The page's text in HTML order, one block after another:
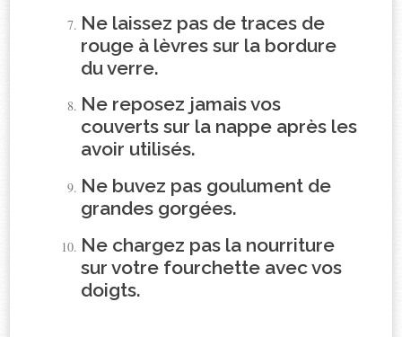
Ne laissez pas de traces de
rouge à lèvres sur la bordure
du verre.
Ne reposez jamais vos
couverts sur la nappe après les
avoir utilisés.
Ne buvez pas goulument de
grandes gorgées.
Ne chargez pas la nourriture
sur votre fourchette avec vos
doigts.